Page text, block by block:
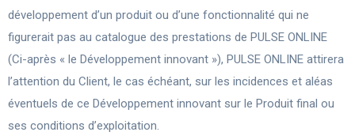
développement d’un produit ou d’une fonctionnalité qui ne
figurerait pas au catalogue des prestations de PULSE ONLINE
(Ci-après « le Développement innovant »), PULSE ONLINE attirera
l’attention du Client, le cas échéant, sur les incidences et aléas
éventuels de ce Développement innovant sur le Produit final ou
ses conditions d’exploitation.